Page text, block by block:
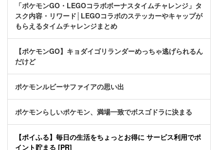
「ポケモンGO・LEGOコラボボーナスタイムチャレンジ」タ
スク内容・リワード│LEGOコラボのステッカーやキャップが
もらえるタイムチャレンジまとめ
【ポケモンGO】キョダイゴリランダーめっちゃ逃げられるん
だけど
ポケモンルビーサファイアの思い出
ポケモンらしいポケモン、満場一致でボスゴドラに決まる
【ポイふる】毎日の生活をちょっとお得に サービス利用でポ
イント貯まる [PR]